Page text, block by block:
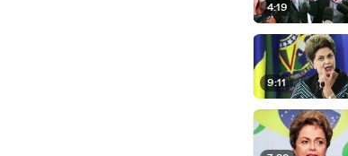
4:19
9:11